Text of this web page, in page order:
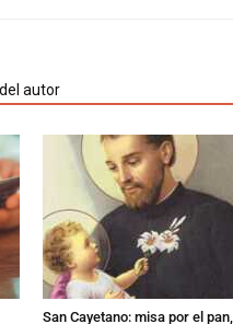
autor
San Cayetano: misa por el pan,